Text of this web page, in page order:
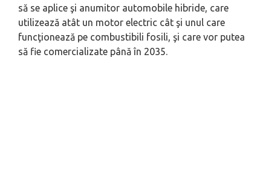
să se aplice şi anumitor automobile hibride, care
utilizează atât un motor electric cât şi unul care
funcţionează pe combustibili fosili, şi care vor putea
să fie comercializate până în 2035.